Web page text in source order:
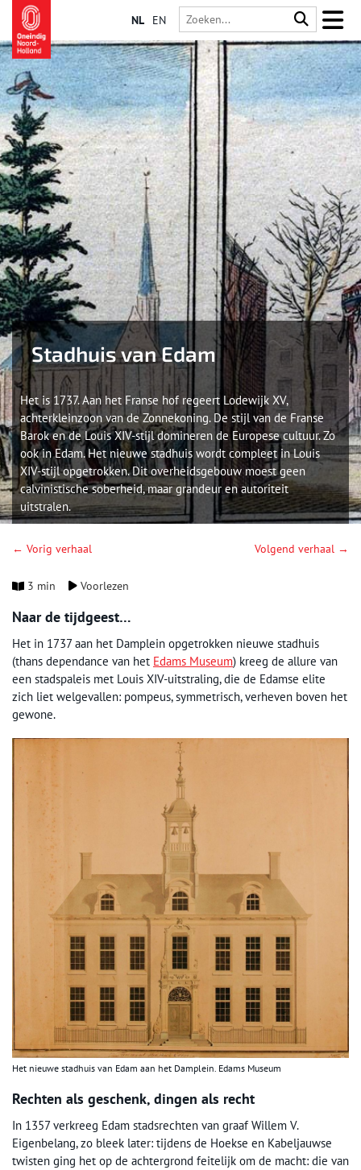
NL EN
Stadhuis van Edam
Het is 1737. Aan het Franse hof regeert Lodewijk XV,
achterkleinzoon van de Zonnekoning. De stijl van de Franse
Barok en de Louis XIV-stijl domineren de Europese cultuur. Zo
ook in Edam. Het nieuwe stadhuis wordt compleet in Louis
XIV-stijl opgetrokken. Dit overheidsgebouw moest geen
calvinistische soberheid, maar grandeur en autoriteit
uitstralen.
← Vorig verhaal Volgend verhaal →
3 min Voorlezen
Naar de tijdgeest…
Het in 1737 aan het Damplein opgetrokken nieuwe stadhuis
(thans dependance van het Edams Museum) kreeg de allure van
een stadspaleis met Louis XIV-uitstraling, die de Edamse elite
zich liet welgevallen: pompeus, symmetrisch, verheven boven het
gewone.
Het nieuwe stadhuis van Edam aan het Damplein. Edams Museum
Rechten als geschenk, dingen als recht
In 1357 verkreeg Edam stadsrechten van graaf Willem V.
Eigenbelang, zo bleek later: tijdens de Hoekse en Kabeljauwse
twisten ging het op de achtergrond feitelijk om de macht: die van